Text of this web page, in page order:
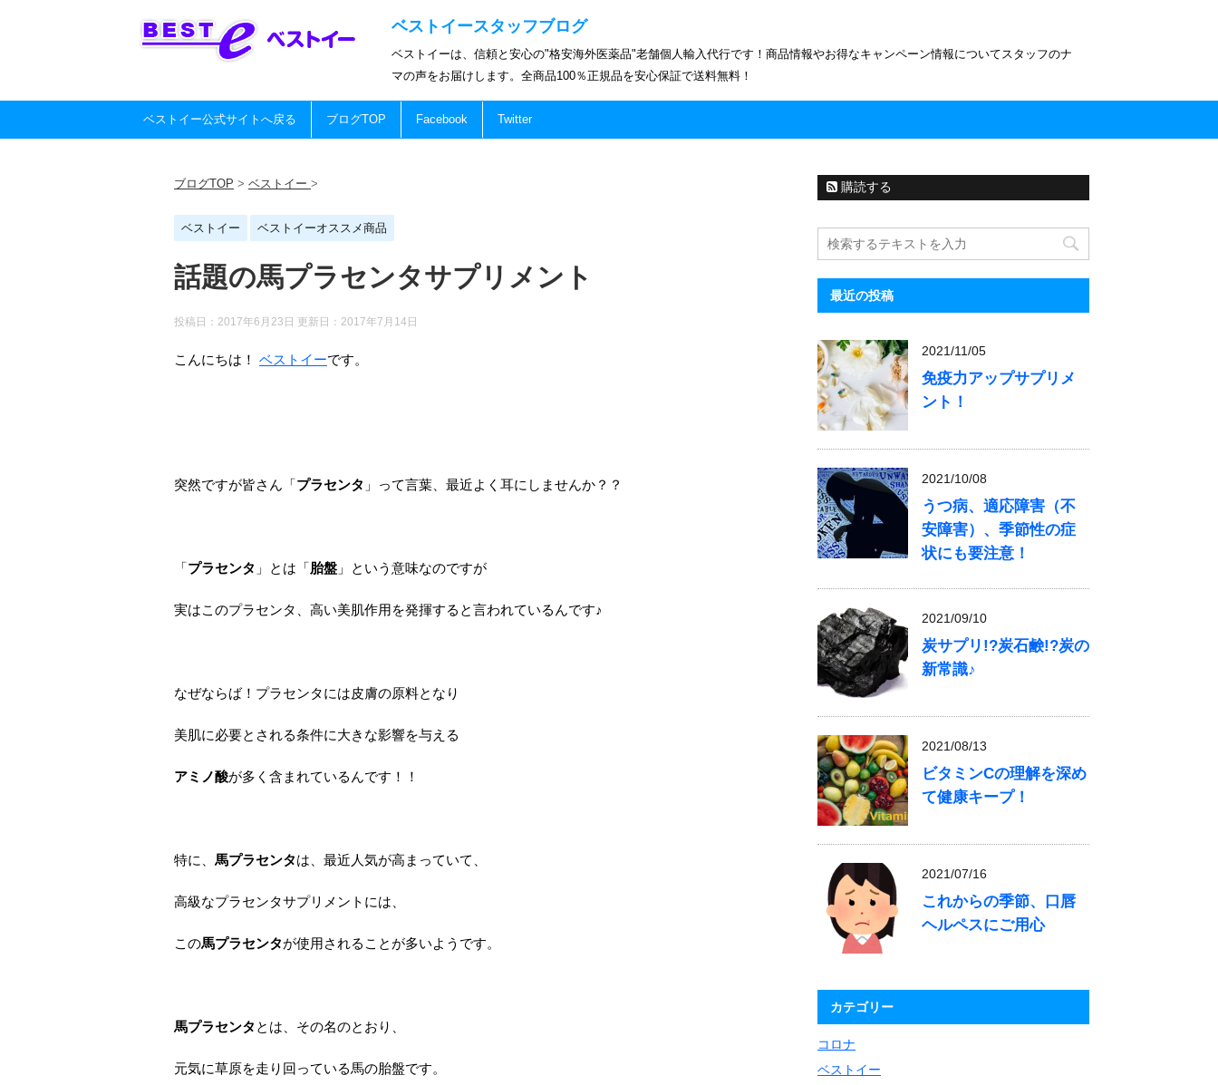
ベストイースタッフブログ
ベストイーは、信頼と安心の"格安海外医薬品"老舗個人輸入代行です！商品情報やお得なキャンペーン情報についてスタッフのナ
マの声をお届けします。全商品100％正規品を安心保証で送料無料！
ベストイー公式サイトへ戻る ブログTOP Facebook Twitter
ブログTOP > ベストイー >
ベストイー ベストイーオススメ商品
話題の馬プラセンタサプリメント
投稿日：2017年6月23日 更新日： 2017年7月14日
こんにちは！ ベストイーです。
突然ですが皆さん「プラセンタ 」って言葉、最近よく耳にしませんか？？
「プラセンタ 」とは「胎盤 」という意味なのですが
実はこのプラセンタ、高い美肌作用を発揮すると言われているんです♪
なぜならば！プラセンタには皮膚の原料となり
美肌に必要とされる条件に大きな影響を与える
アミノ酸が多く含まれているんです！！
特に、 馬プラセンタは、最近人気が高まっていて、
高級なプラセンタサプリメントには、
この馬プラセンタが使用されることが多いようです。
馬プラセンタ とは、その名のとおり、
元気に草原を走り回っている馬の胎盤です。
購読する
最近の投稿
2021/11/05
免疫力アップサプリメ
ント！
2021/10/08
うつ病、適応障害（不
安障害）、季節性の症
状にも要注意！
2021/09/10
炭サプリ!?炭石鹸!?炭の
新常識♪
2021/08/13
ビタミンCの理解を深め
て健康キープ！
2021/07/16
これからの季節、口唇
ヘルペスにご用心
カテゴリー
コロナ
ベストイー